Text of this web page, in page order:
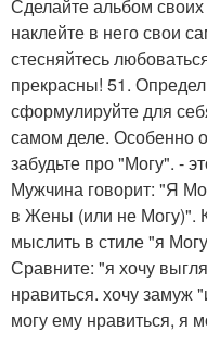
Сделайте альбом
наклейте в него свои
стесняйтесь
прекрасны! 51.
сформулируйте для
самом деле. Особенно
забудьте про "Могу". -
Мужчина говорит: "Я
в Жены (или не Могу)".
мыслить в стиле "я
Сравните: "я хочу
нравиться. хочу замуж
могу ему нравиться, я